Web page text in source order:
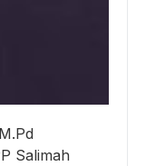
Salimah